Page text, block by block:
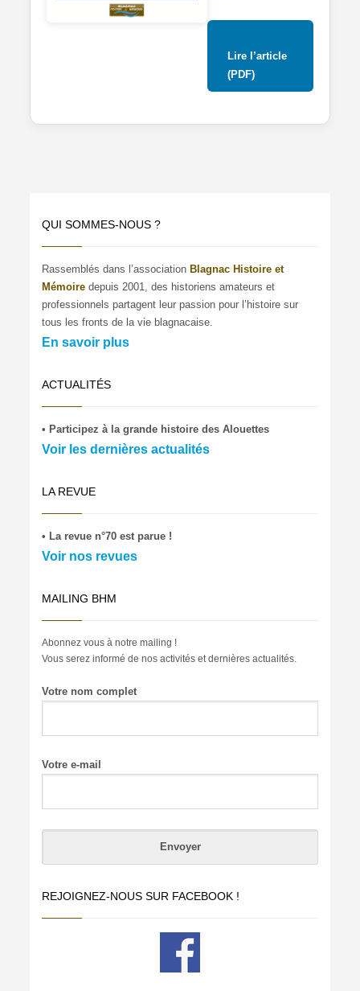
Lire l’article
(PDF)
QUI SOMMES-NOUS ?
Rassemblés dans l’associationBlagnac Histoire et
Mémoire depuis 2001, des historiens amateurs et
professionnels partagent leur passion pour l’histoire sur
tous les fronts de la vie blagnacaise.
En savoir plus
ACTUALITÉS
• Participez à la grande histoire des Alouettes
Voir les dernières actualités
LA REVUE
• La revue n°70 est parue !
Voir nos revues
MAILING BHM
Abonnez vous à notre mailing !
Vous serez informé de nos activités et dernières actualités.
Votre nom complet
Votre e-mail
REJOIGNEZ-NOUS SUR FACEBOOK !